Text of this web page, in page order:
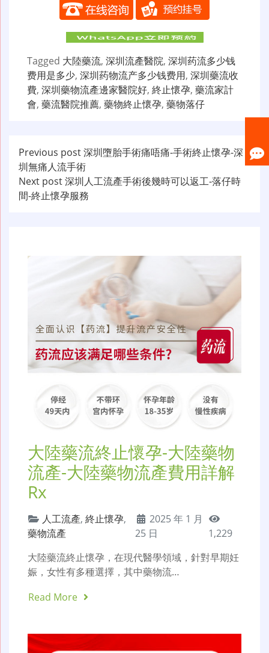
Tagged 大陸藥流, 深圳流產醫院, 深圳药流多少钱
费用是多少, 深圳药物流产多少钱费用, 深圳藥流收
費, 深圳藥物流產邊家醫院好, 終止懷孕, 藥流家計
會, 藥流醫院推薦, 藥物終止懷孕, 藥物落仔
文
章
导
Previous post深圳墮胎手術痛唔痛-手術終止懷孕-深
圳無痛人流手術
Next post深圳人工流產手術後幾時可以返工-落仔時
間-終止懷孕服務
大陸藥流終止懷孕-大陸藥物
流產-大陸藥物流產費用詳解
Rx
人工流產, 終止懷孕,
藥物流產
2025 年 1 月
25 日
1,229
大陸藥流終止懷孕，在現代醫學領域，針對早期妊
娠，女性有多種選擇，其中藥物流…
Read More